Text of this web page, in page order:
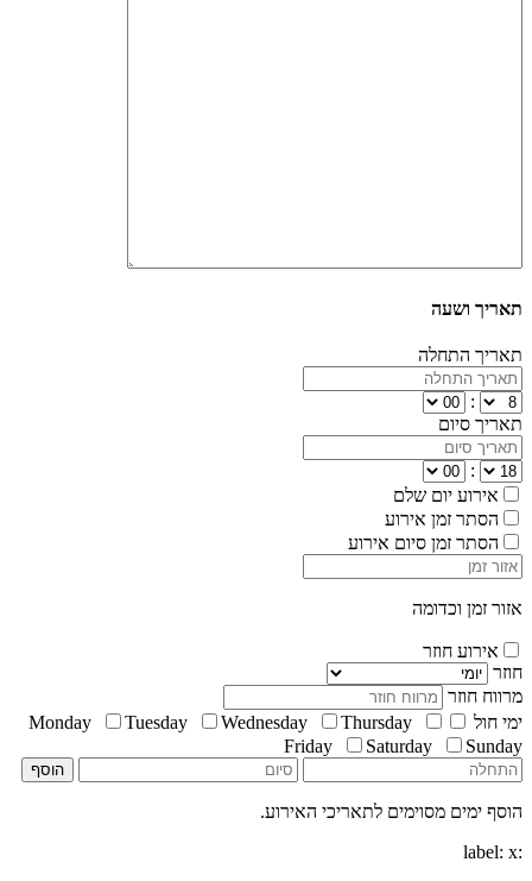
תאריך ושעה
תאריך התחלה
:
תאריך סיום
:
אירוע יום שלם
הסתר זמן אירוע
הסתר זמן סיום אירוע
אזור זמן וכדומה
אירוע חוזר
חוזר
מרווח חוזר
ימי חול
Monday Tuesday Wednesday
Thursday
Friday
Saturday Sunday
הוסף
הוסף ימים מסוימים לתאריכי האירוע.
:label:
x